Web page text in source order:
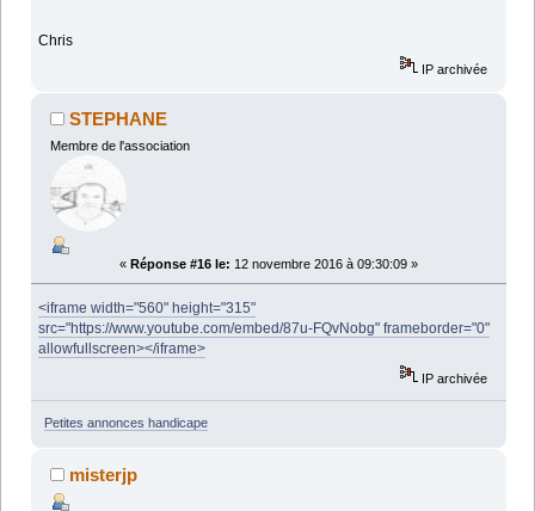
Chris
IP archivée
STEPHANE
Membre de l'association
« Réponse #16 le: 12 novembre 2016 à 09:30:09 »
<iframe width="560" height="315"
src="https://www.youtube.com/embed/87u-FQvNobg" frameborder="0"
allowfullscreen></iframe>
IP archivée
Petites annonces handicape
misterjp